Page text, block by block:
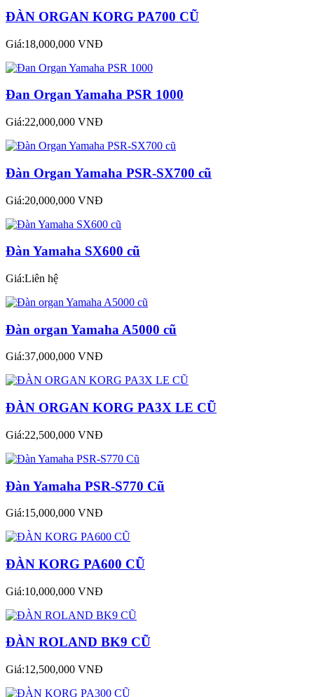
ĐÀN ORGAN KORG PA700 CŨ
Giá:18,000,000 VNĐ
Đan Organ Yamaha PSR 1000
Giá:22,000,000 VNĐ
Đàn Organ Yamaha PSR-SX700 cũ
Giá:20,000,000 VNĐ
Đàn Yamaha SX600 cũ
Giá:Liên hệ
Đàn organ Yamaha A5000 cũ
Giá:37,000,000 VNĐ
ĐÀN ORGAN KORG PA3X LE CŨ
Giá:22,500,000 VNĐ
Đàn Yamaha PSR-S770 Cũ
Giá:15,000,000 VNĐ
ĐÀN KORG PA600 CŨ
Giá:10,000,000 VNĐ
ĐÀN ROLAND BK9 CŨ
Giá:12,500,000 VNĐ